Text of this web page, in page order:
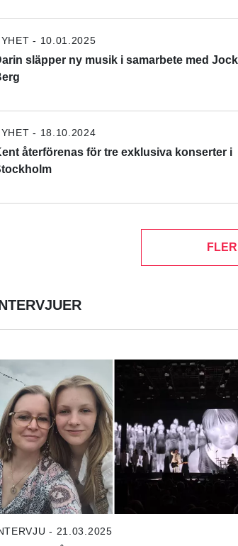
- 10.01.2025
släpper ny musik i samarbete med
- 18.10.2024
återförenas för tre exklusiva konserter i
- 21.03.2025